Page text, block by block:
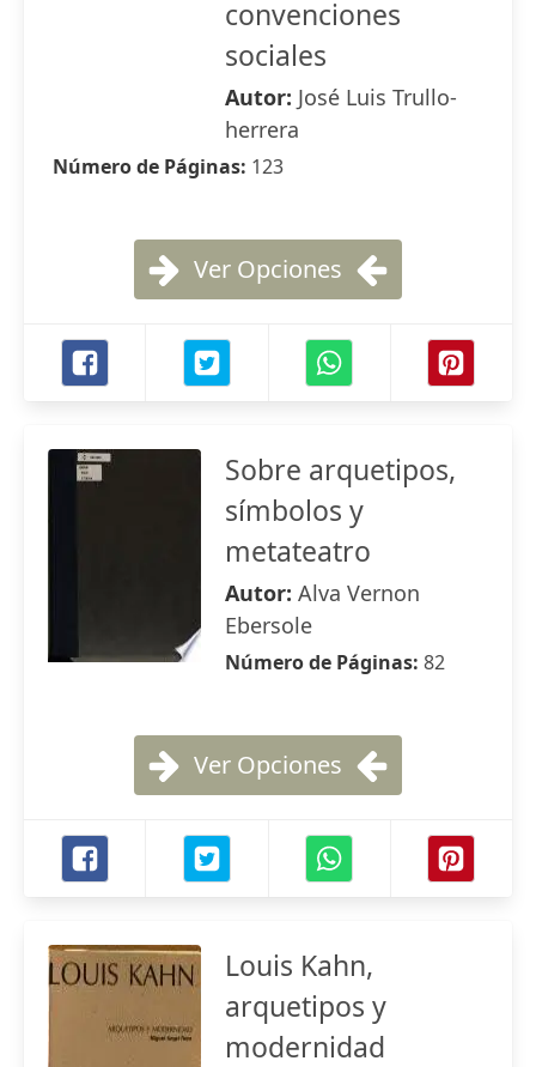
convenciones
sociales
Autor: José Luis Trullo-
herrera
Número de Páginas: 123
Ver Opciones
Sobre arquetipos,
símbolos y
metateatro
Autor: Alva Vernon
Ebersole
Número de Páginas: 82
Ver Opciones
Louis Kahn,
arquetipos y
modernidad